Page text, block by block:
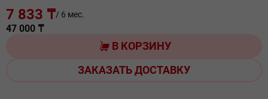
7 833 ₸/ 6 мес.
47 000 ₸
В КОРЗИНУ
ЗАКАЗАТЬ ДОСТАВКУ